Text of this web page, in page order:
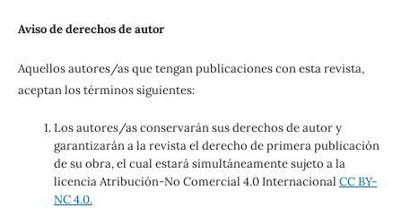
Aviso de derechos de autor
Aquellos autores/as que tengan publicaciones con esta revista,
aceptan los términos siguientes:
Los autores/as conservarán sus derechos de autor y
garantizarán a la revista el derecho de primera publicación
de su obra, el cual estará simultáneamente sujeto a la
licencia Atribución-No Comercial 4.0 Internacional CC BY-
NC 4.0.